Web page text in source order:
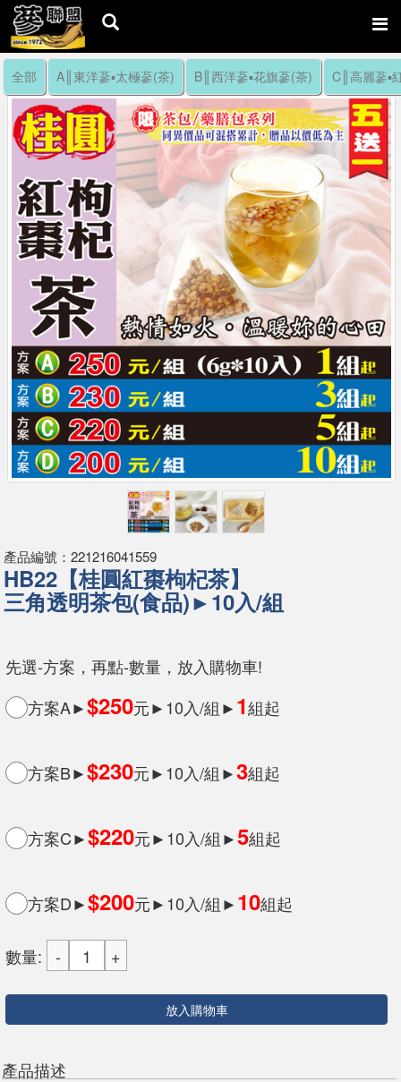
全部 A║東洋蔘▪太極蔘(茶) B║西洋蔘▪花旗蔘(茶) C║高麗蔘▪
產品編號：221216041559
HB22【桂圓紅棗枸杞茶】
三角透明茶包(食品)►10入/組
先選-方案，再點-數量，放入購物車!
方案A►$250元►10入/組►1組起
方案B►$230元►10入/組►3組起
方案C►$220元►10入/組►5組起
方案D►$200元►10入/組►10組起
數量:
放入購物車
產品描述